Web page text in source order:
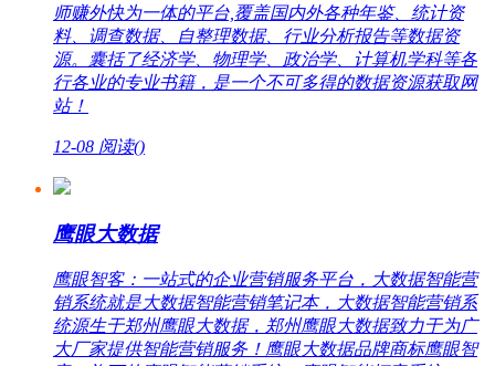
师赚外快为一体的平台,覆盖国内外各种年鉴、统计资
料、调查数据、自整理数据、行业分析报告等数据资
源。囊括了经济学、物理学、政治学、计算机学科等各
行各业的专业书籍，是一个不可多得的数据资源获取网
站！
12-08 阅读()
鹰眼大数据
鹰眼智客：一站式的企业营销服务平台，大数据智能营
销系统就是大数据智能营销笔记本，大数据智能营销系
统源生于郑州鹰眼大数据，郑州鹰眼大数据致力于为广
大厂家提供智能营销服务！鹰眼大数据品牌商标鹰眼智